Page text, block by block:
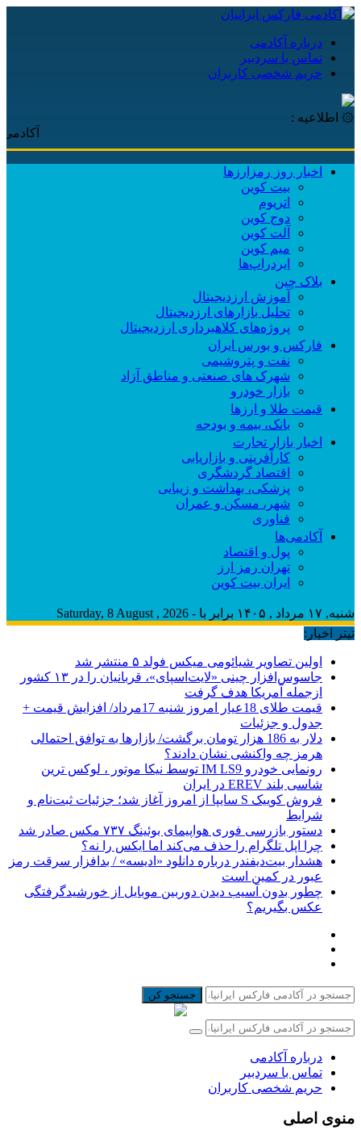
درباره آکادمی
تماس با سردبیر
حریم شخصی کاربران
۞ اطلاعیه :
آکادمی
اخبار روز رمزارزها
بیت کوین
اتریوم
دوج کوین
آلت کوین
میم کوین‌
ایردراپ‌ها
بلاک چین
آموزش ارزدیجیتال
تحلیل بازارهای ارزدیجیتال
پروژه‌های کلاهبرداری ارزدیجیتال
فارکس و بورس ایران
نفت و پتروشیمی
شهرک های صنعتی و مناطق آزاد
بازار خودرو
قیمت طلا و ارزها
بانک، بیمه و بودجه
اخبار بازار تجارت
کارآفرینی و بازاریابی
اقتصاد گردشگری
پزشکی، بهداشت و زیبایی
شهر، مسکن و عمران
فناوری
آکادمی‌ها
پول و اقتصاد
تهران رمز ارز
ایران بیت کوین
شنبه, ۱۷ مرداد , ۱۴۰۵ برابر با - Saturday, 8 August , 2026
تیتر اخبار:
اولین تصاویر شیائومی میکس فولد ۵ منتشر شد
جاسوس‌افزار چینی «لایت‌اسپای»، قربانیان را در ۱۳ کشور
ازجمله آمریکا هدف گرفت
قیمت طلای 18عیار امروز شنبه 17مرداد/ افزایش قیمت +
جدول و جزئیات
دلار به 186 هزار تومان برگشت/ بازارها به توافق احتمالی
هرمز چه واکنشی نشان دادند؟
رونمایی خودرو IM LS9 توسط نیکا موتور ، لوکس ترین
شاسی بلند EREV در ایران
فروش کوییک S سایپا از امروز آغاز شد؛ جزئیات ثبت‌نام و
شرایط
دستور بازرسی فوری هواپیمای بوئینگ ۷۳۷ مکس صادر شد
چرا اپل تلگرام را حذف می‌کند اما ایکس را نه؟
هشدار بیت‌دیفندر درباره دانلود «ادیسه» / بدافزار سرقت رمز
عبور در کمین است
چطور بدون آسیب دیدن دوربین موبایل از خورشیدگرفتگی
عکس بگیریم؟
جستجو کن
درباره آکادمی
تماس با سردبیر
حریم شخصی کاربران
منوی اصلی